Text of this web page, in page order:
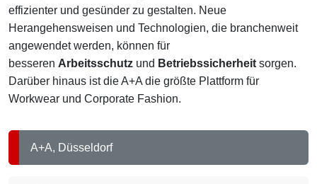
effizienter und gesünder zu gestalten. Neue
Herangehensweisen und Technologien, die branchenweit
angewendet werden, können für
besseren Arbeitsschutz und Betriebssicherheit sorgen.
Darüber hinaus ist die A+A die größte Plattform für
Workwear und Corporate Fashion.
A+A, Düsseldorf